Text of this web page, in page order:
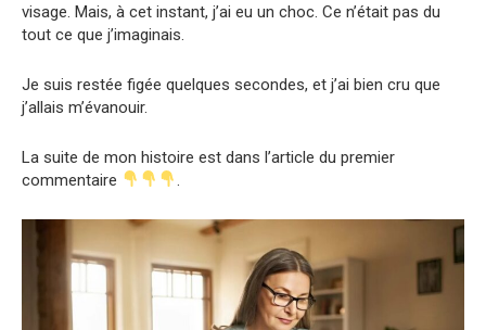
visage. Mais, à cet instant, j’ai eu un choc. Ce n’était pas du
tout ce que j’imaginais.
Je suis restée figée quelques secondes, et j’ai bien cru que
j’allais m’évanouir.
La suite de mon histoire est dans l’article du premier
commentaire
.